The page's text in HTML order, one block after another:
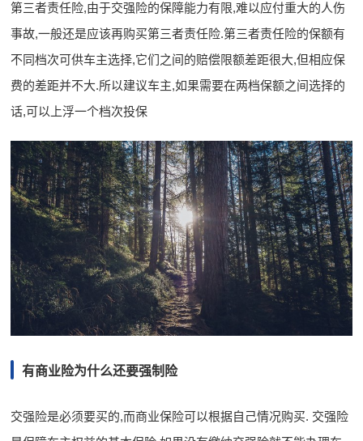
第三者责任险,由于交强险的保障能力有限,难以应付重大的人伤
事故,一般还是应该再购买第三者责任险.第三者责任险的保额有
不同档次可供车主选择,它们之间的赔偿限额差距很大,但相应保
费的差距并不大.所以建议车主,如果需要在两档保额之间选择的
话,可以上浮一个档次投保
有商业险为什么还要强制险
交强险是必须要买的,而商业保险可以根据自己情况购买. 交强险